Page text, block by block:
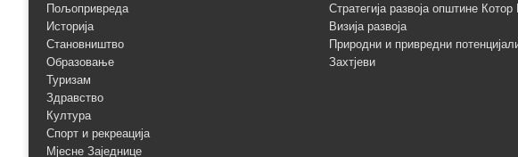
Пољопривреда
Историја
Становништво
Образовање
Туризам
Здравство
Култура
Спорт и рекреација
Мјесне Заједнице
Стратегија развоја општине
Визија развоја
Природни и привредни
Захтјеви